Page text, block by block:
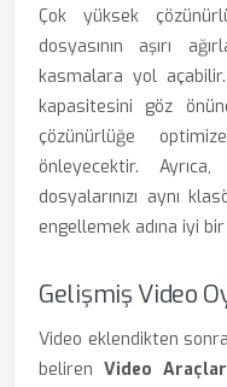
Çok yüksek
dosyasının aşırı
kasmalara yol açabilir.
kapasitesini göz
çözünürlüğe
önleyecektir.
dosyalarınızı aynı
engellemek adına iyi bir
Gelişmiş Video
Video eklendikten
belirenVideo